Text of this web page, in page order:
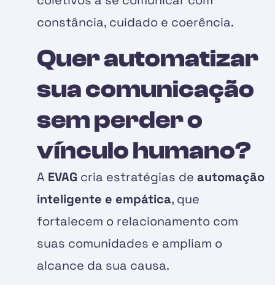
constância, cuidado e coerência.
Quer automatizar
sua comunicação
sem perder o
vínculo humano?
A EVAG cria estratégias de automação
inteligente e empática, que
fortalecem o relacionamento com
suas comunidades e ampliam o
alcance da sua causa.